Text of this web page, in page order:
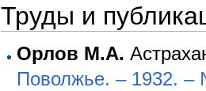
Труды и
Орлов М.А.
Поволжье. – 1932.